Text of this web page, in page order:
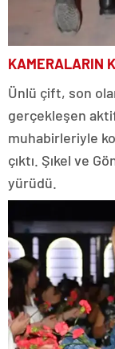
KAMERALARIN
Ünlü çift, son
gerçekleşen
muhabirleriyle
çıktı. Şıkel ve
yürüdü.